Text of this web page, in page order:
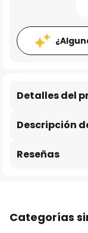
Descripción
Detalles del
Reseñas
Categorías